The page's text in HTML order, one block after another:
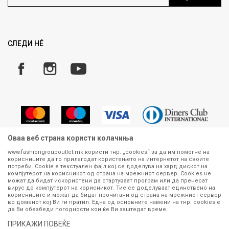
Замена и рефундација на производи
Плаќање
СЛЕДИ НÉ
Сите информации околу производите кои се изложени на нашата
онлајн продавница се стремиме да бидат конкретни, точни и прецизни,
меѓутоа не можеме да гарантираме дека се без ниту една грешка или
пак дека сите производи во моментот се достапни на залиха.
Фотографиите се најверодостојниот приказ на производот. Доколку
дојде до потреба за замена на производ или рефундација, процедурата
контактирајте не на телефонскиот број 070 275 363 или на е-
Оваа веб страна користи колачиња
www.fashiongroupoutlet.mk користи тнр. „cookies“ за да им помогне на
корисниците да го прилагодат користењето на интернетот на своите
потреби. Cookie е текстуален фајл кој се доделува на хард дискот на
компјутерот на корисникот од страна на мрежниот сервер. Cookies не
можат да бидат искористени да стартуваат програм или да пренесат
вирус до компјутерот на корисникот. Тие се доделуваат единствено на
корисниците и можат да бидат прочитани од страна на мрежниот сервер
во доменот кој Ви ги пратил. Една од основните намени на тнр. сookies е
да Ви обезбеди погодности кои ќе Ви заштедат време.
ПРИКАЖИ ПОВЕЌЕ